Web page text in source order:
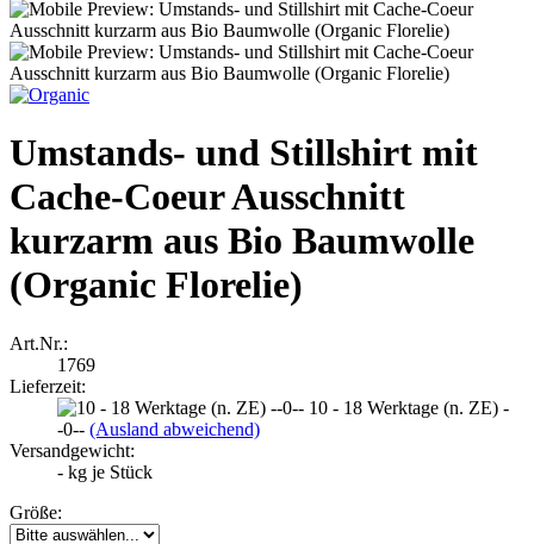
Umstands- und Stillshirt mit
Cache-Coeur Ausschnitt
kurzarm aus Bio Baumwolle
(Organic Florelie)
Art.Nr.:
1769
Lieferzeit:
10 - 18 Werktage (n. ZE) -
-0-- (Ausland abweichend)
Versandgewicht:
- kg je Stück
Größe: